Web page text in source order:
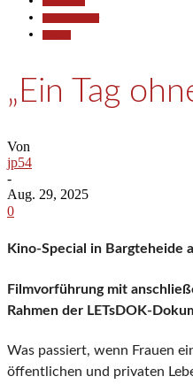
„Ein Tag
Von
jp54
-
Aug. 29, 2025
0
Kino-Special in Bargteheide
Filmvorführung mit
Rahmen der LETsDOK-
Was passiert, wenn Frauen
öffentlichen und privaten